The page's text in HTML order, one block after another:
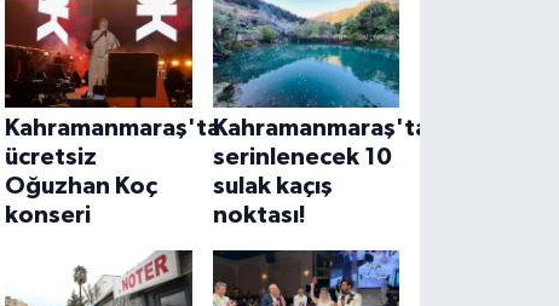
Kahramanmaraş'ta
ücretsiz
Oğuzhan Koç
konseri
Kahramanmaraş'ta
serinlenecek 10
sulak kaçış
noktası!